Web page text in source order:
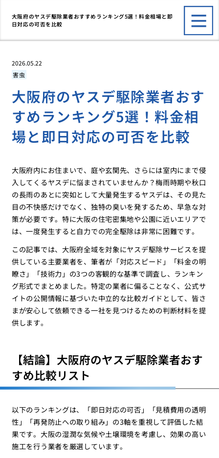
大阪府のヤスデ駆除業者おすすめランキング5選！料金相場と即
日対応の可否を比較
2026.05.22
害虫
大阪府のヤスデ駆除業者おす
すめランキング5選！料金相
場と即日対応の可否を比較
大阪府内にお住まいで、庭や玄関先、さらには室内にまで侵
入してくるヤスデに悩まされていませんか？梅雨時期や秋口
の長雨のあとに突如として大量発生するヤスデは、その見た
目の不快感だけでなく、独特の臭いを発するため、早急な対
策が必要です。特に大阪の住宅密集地や公園に近いエリアで
は、一度発生すると自力での完全駆除は非常に困難です。
この記事では、大阪府全域を対象にヤスデ駆除サービスを提
供している主要業者を、筆者が「対応スピード」「料金の明
瞭さ」「技術力」の3つの客観的な基準で調査し、ランキン
グ形式でまとめました。特定の業者に偏ることなく、公式サ
イトの公開情報に基づいた中立的な比較ガイドとして、皆さ
まが安心して依頼できる一社を見つけるための判断材料を提
供します。
【結論】大阪府のヤスデ駆除業者おす
すめ比較リスト
以下のランキングは、「即日対応の可否」「見積費用の透明
性」「再発防止への取り組み」の3軸を重視して評価した結
果です。大阪の湿潤な気候や土壌環境を考慮し、効果の高い
施工を行う業者を厳選しています。